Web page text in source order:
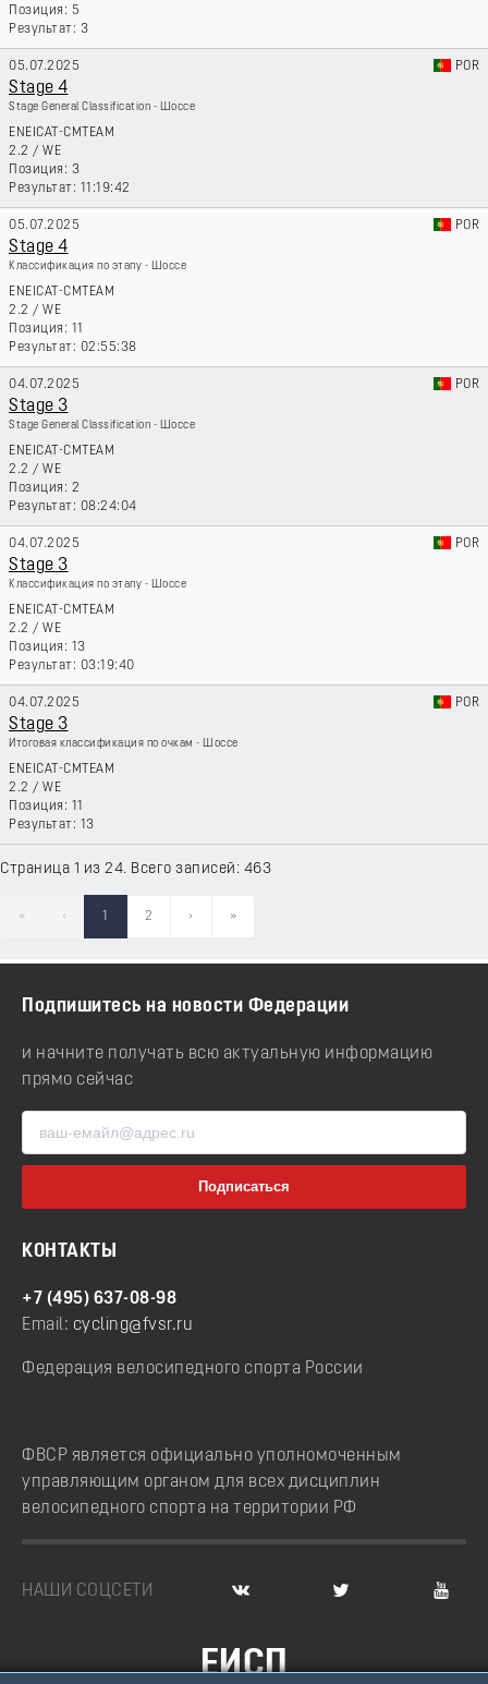
5
3
05.07.2025 POR
Stage 4
Stage General Classification - Шоссе
ENEICAT-CMTEAM
2.2 / WE
3
11:19:42
05.07.2025 POR
Stage 4
Классификация по этапу - Шоссе
ENEICAT-CMTEAM
2.2 / WE
11
02:55:38
04.07.2025 POR
Stage 3
Stage General Classification - Шоссе
ENEICAT-CMTEAM
2.2 / WE
2
08:24:04
04.07.2025 POR
Stage 3
Классификация по этапу - Шоссе
ENEICAT-CMTEAM
2.2 / WE
13
03:19:40
04.07.2025 POR
Stage 3
Итоговая классификация по очкам - Шоссе
ENEICAT-CMTEAM
2.2 / WE
11
13
Страница 1 из 24. Всего записей: 463
« ‹ 1 2 › »
Подпишитесь на новости Федерации
и начните получать всю актуальную информацию
прямо сейчас
КОНТАКТЫ
+7 (495) 637-08-98
Email: cycling@fvsr.ru
Федерация велосипедного спорта России
ФВСР является официально уполномоченным
управляющим органом для всех дисциплин
велосипедного спорта на территории РФ
НАШИ СОЦСЕТИ
ЕИСП